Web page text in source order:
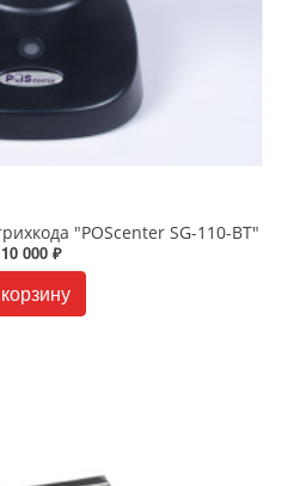
"POScenter SG-110-BT"
10 000 ₽